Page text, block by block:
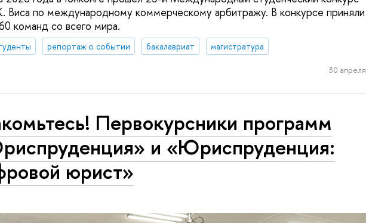
Виса по международному коммерческому арбитражу. В конкурсе приняли
команд со всего мира.
репортаж о событии бакалавриат
магистратура
30 апреля
Первокурсники программ
и «Юриспруденция:
юрист»